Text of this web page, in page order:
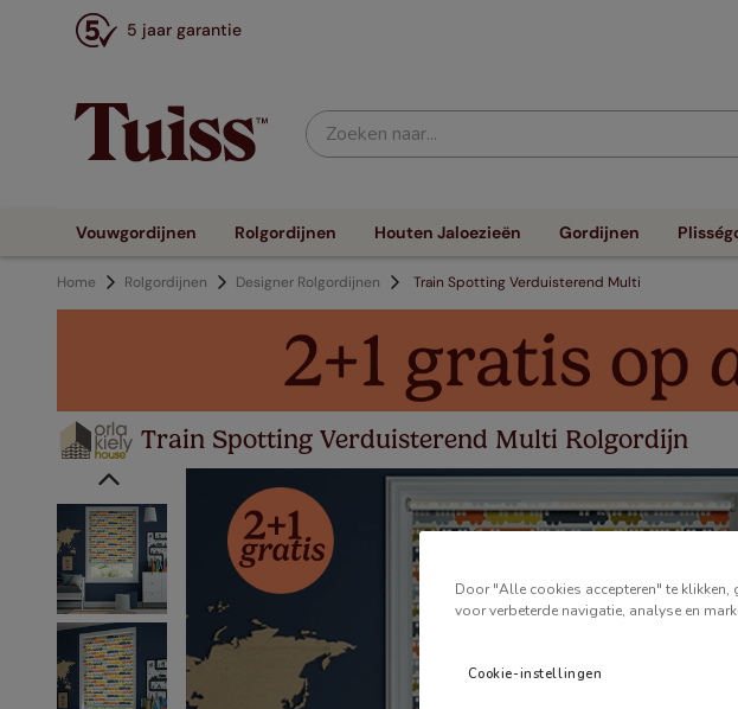
5 jaar garantie
Zoeken naar...
Vouwgordijnen Rolgordijnen Houten Jaloezieën Gordijnen
Home Rolgordijnen Designer Rolgordijnen Train Spotting Verduisterend Multi
Train Spotting Verduisterend Multi Rolgordijn
Door "Alle cookies accepteren" te
voor verbeterde navigatie, analyse en
Cookie-instellingen